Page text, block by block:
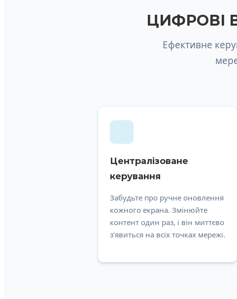
ЦИФРОВІ
Ефективне
Централізоване
керування
Забудьте про ручне оновлення
кожного екрана. Змінюйте
контент один раз, і він миттєво
з’явиться на всіх точках мережі.